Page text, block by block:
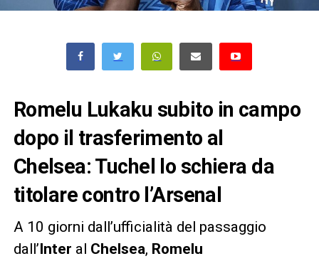
Romelu Lukaku subito in campo
dopo il trasferimento al
Chelsea: Tuchel lo schiera da
titolare contro l’Arsenal
A 10 giorni dall’ufficialità del passaggio
dall’Inter al Chelsea, Romelu